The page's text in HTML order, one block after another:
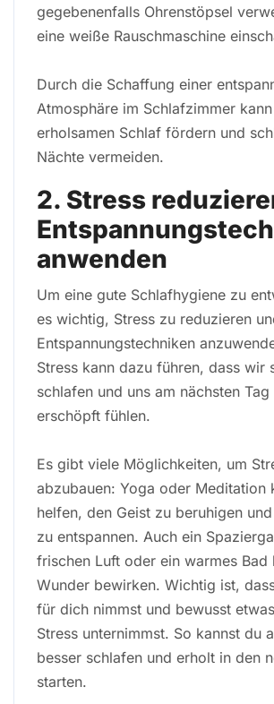
gegebenenfalls Ohrenstöpsel
eine weiße Rauschmaschine
Durch die Schaffung einer
Atmosphäre im Schlafzimmer
erholsamen Schlaf fördern und
Nächte vermeiden.
2. Stress
anwenden
Um eine gute Schlafhygiene zu
es wichtig, Stress zu reduzieren
Entspannungstechniken
Stress kann dazu führen, dass wir
schlafen und uns am nächsten
erschöpft fühlen.
Es gibt viele Möglichkeiten, um
abzubauen: Yoga oder Meditation
helfen, den Geist zu beruhigen
zu entspannen. Auch ein
frischen Luft oder ein warmes Bad
Wunder bewirken. Wichtig ist,
für dich nimmst und bewusst
Stress unternimmst. So kannst du
besser schlafen und erholt in den
starten.